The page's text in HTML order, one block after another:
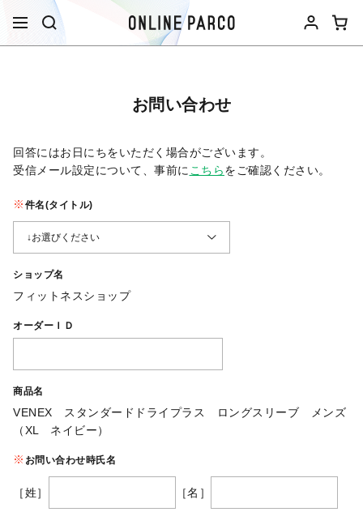
お問い合わせ
回答にはお日にちをいただく場合がございます。
受信メール設定について、事前に こちらをご確認ください。​
件名(タイトル)
ショップ名
フィットネスショップ
オーダーＩＤ
商品名
VENEX スタンダードドライプラス ロングスリーブ メンズ
（XL ネイビー）
お問い合わせ時氏名
［姓］ ［名］